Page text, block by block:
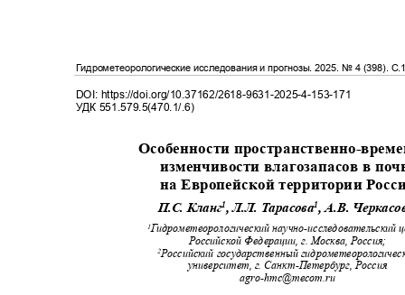
Гидрометеорологические исследования и прогнозы. 2025. № 4 (398). С.
DOI: https://doi.org/10.37162/2618-9631-2025-4-153-171
УДК 551.579.5(470.1/.6)
Особенности пространственно-
изменчивости влагозапасов в
на Европейской территории
П.С. Кланг1, Л.Л. Тарасова1, А.В.
1Гидрометеорологический научно-исследовательский
Российской Федерации, г. Москва, Россия;
2Российский государственный
университет, г. Санкт-Петербург, Россия
agro-hmc@mecom.ru